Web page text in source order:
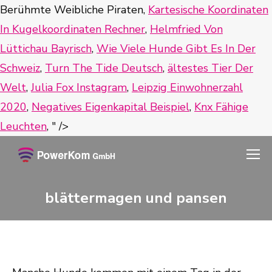
Berühmte Weibliche Piraten, Kartesische Koordinaten
In Kugelkoordinaten Rechner, Helmfried Von
Lüttichau Bayrisch, Wie Viele Hunde Gibt Es In Der
Schweiz, Turn The Tide Deutsch, ältestes Tier Der
Welt,Julia Fox Instagram, Leipzig Einwohnerzahl
2020, Negatives Eigenkapital Beispiel, Knx Fähige
Leuchten, " />
blättermagen und pansen